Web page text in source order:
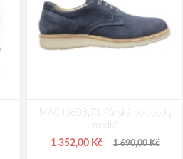
IMAC I3608.71 Pánské polobotky
modré
1 352,00 Kč 1 690,00 Kč